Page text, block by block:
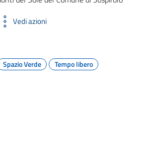
Vedi azioni
Spazio Verde
Tempo libero